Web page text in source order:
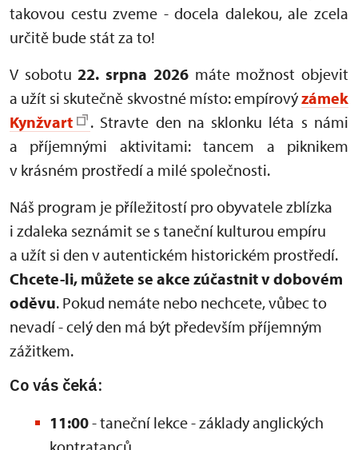
takovou cestu zveme - docela dalekou, ale zcela
určitě bude stát za to!
V sobotu 22. srpna 2026máte možnost objevit
a užít si skutečně skvostné místo: empírovýzámek
Kynžvart
. Stravte den na sklonku léta s námi
a příjemnými aktivitami: tancem a piknikem
v krásném prostředí a milé společnosti.
Náš program je příležitostí pro obyvatele zblízka
i zdaleka seznámit se s taneční kulturou empíru
a užít si den v autentickém historickém prostředí.
Chcete-li, můžete se akce zúčastnit v dobovém
oděvu. Pokud nemáte nebo nechcete, vůbec to
nevadí - celý den má být především příjemným
zážitkem.
Co vás čeká:
11:00- taneční lekce - základy anglických